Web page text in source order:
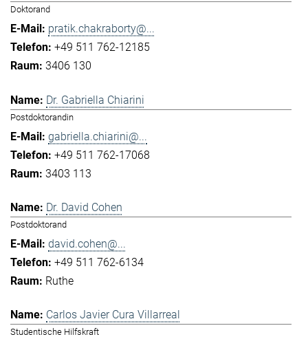
Doktorand
pratik.chakraborty@...
+49 511 762-12185
3406 130
Dr. Gabriella Chiarini
Postdoktorandin
gabriella.chiarini@...
+49 511 762-17068
3403 113
Dr. David Cohen
Postdoktorand
david.cohen@...
+49 511 762-6134
Ruthe
Carlos Javier Cura Villarreal
Studentische Hilfskraft